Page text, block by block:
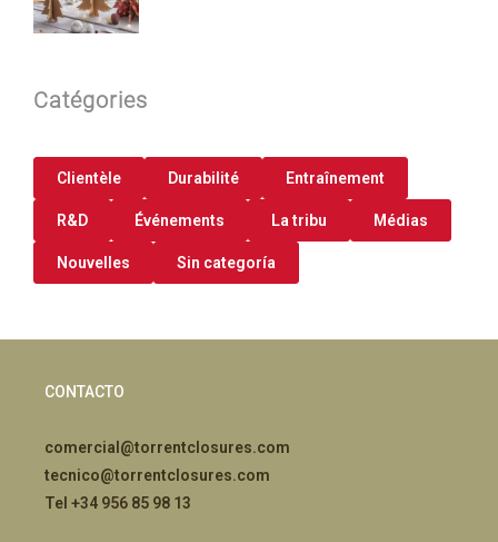
Catégories
Clientèle Durabilité Entraînement
R&D Événements La tribu Médias
Nouvelles Sin categoría
CONTACTO
comercial@torrentclosures.com
tecnico@torrentclosures.com
Tel +34 956 85 98 13